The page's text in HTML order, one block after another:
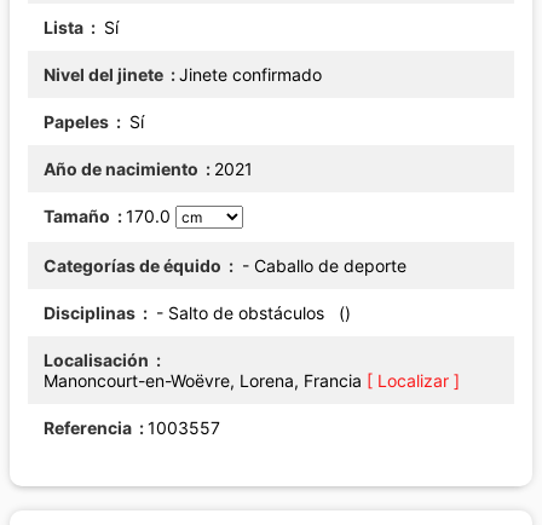
Lista Sí
Nivel del jinete Jinete confirmado
Papeles Sí
Año de nacimiento 2021
Tamaño 170.0
Categorías de équido - Caballo de deporte
Disciplinas - Salto de obstáculos ()
Localisación
Manoncourt-en-Woëvre, Lorena, Francia [ Localizar ]
Referencia 1003557